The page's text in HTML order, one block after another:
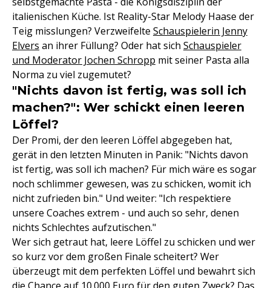
italienischen Küche. Ist Reality-Star Melody Haase der
Teig misslungen? Verzweifelte Schauspielerin Jenny
Elvers an ihrer Füllung? Oder hat sich Schauspieler
und Moderator Jochen Schropp mit seiner Pasta alla
Norma zu viel zugemutet?
"Nichts davon ist fertig, was soll ich
machen?": Wer schickt einen leeren
Löffel?
Der Promi, der den leeren Löffel abgegeben hat,
gerät in den letzten Minuten in Panik: "Nichts davon
ist fertig, was soll ich machen? Für mich wäre es sogar
noch schlimmer gewesen, was zu schicken, womit ich
nicht zufrieden bin." Und weiter: "Ich respektiere
unsere Coaches extrem - und auch so sehr, denen
nichts Schlechtes aufzutischen."
Wer sich getraut hat, leere Löffel zu schicken und wer
so kurz vor dem großen Finale scheitert? Wer
überzeugt mit dem perfekten Löffel und bewahrt sich